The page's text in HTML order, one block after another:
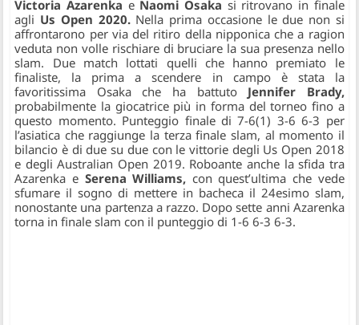
Victoria Azarenka e Naomi Osaka si ritrovano in finale
agli Us Open 2020. Nella prima occasione le due non si
affrontarono per via del ritiro della nipponica che a ragion
veduta non volle rischiare di bruciare la sua presenza nello
slam. Due match lottati quelli che hanno premiato le
finaliste, la prima a scendere in campo è stata la
favoritissima Osaka che ha battuto Jennifer Brady,
probabilmente la giocatrice più in forma del torneo fino a
questo momento. Punteggio finale di 7-6(1) 3-6 6-3 per
l’asiatica che raggiunge la terza finale slam, al momento il
bilancio è di due su due con le vittorie degli Us Open 2018
e degli Australian Open 2019. Roboante anche la sfida tra
Azarenka e Serena Williams, con quest’ultima che vede
sfumare il sogno di mettere in bacheca il 24esimo slam,
nonostante una partenza a razzo. Dopo sette anni Azarenka
torna in finale slam con il punteggio di 1-6 6-3 6-3.